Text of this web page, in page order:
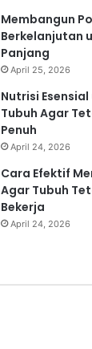
Membangun
Berkelanjutan
Panjang
April 25, 2026
Nutrisi
Tubuh Agar
Penuh
April 24, 2026
Cara Efektif
Agar Tubuh
Bekerja
April 24, 2026